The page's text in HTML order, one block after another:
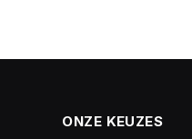
ONZE KEUZES